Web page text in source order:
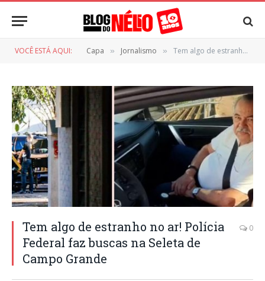
VOCÊ ESTÁ AQUI: Capa » Jornalismo » Tem algo de estranho no ar! Polícia Federal faz buscas na Seleta de Campo Grande
Tem algo de estranho no ar! Polícia
Federal faz buscas na Seleta de
Campo Grande
0